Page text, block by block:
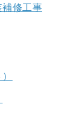
補修工事